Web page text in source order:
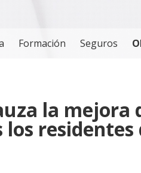
Formación Seguros
la mejora
residentes